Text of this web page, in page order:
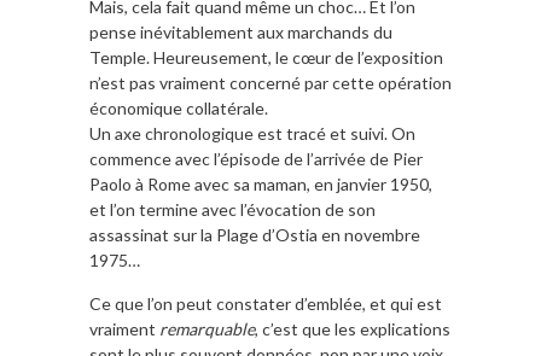
Mais, cela fait quand même un choc… Et l’on
pense inévitablement aux marchands du
Temple. Heureusement, le cœur de l’exposition
n’est pas vraiment concerné par cette opération
économique collatérale.
Un axe chronologique est tracé et suivi. On
commence avec l’épisode de l’arrivée de Pier
Paolo à Rome avec sa maman, en janvier 1950,
et l’on termine avec l’évocation de son
assassinat sur la Plage d’Ostia en novembre
1975…
Ce que l’on peut constater d’emblée, et qui est
vraiment remarquable, c’est que les explications